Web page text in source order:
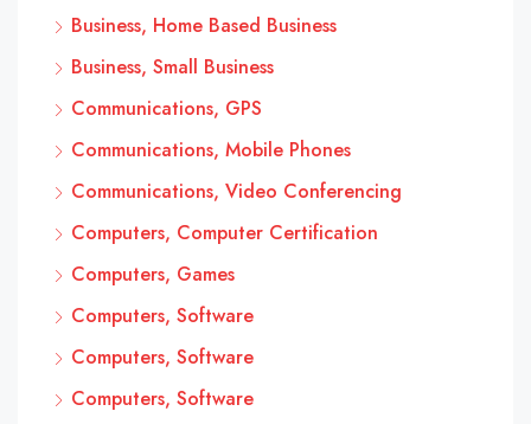
Business, Home Based Business
Business, Small Business
Communications, GPS
Communications, Mobile Phones
Communications, Video Conferencing
Computers, Computer Certification
Computers, Games
Computers, Software
Computers, Software
Computers, Software